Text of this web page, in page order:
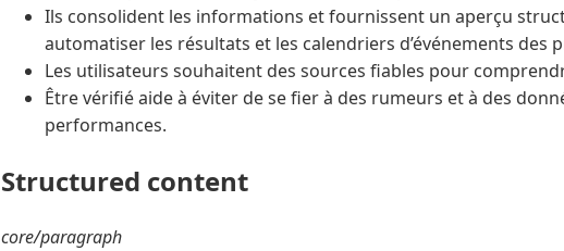
Ils consolident les informations et fournissent un aperçu
automatiser les résultats et les calendriers d’événements des
Les utilisateurs souhaitent des sources fiables pour
Être vérifié aide à éviter de se fier à des rumeurs et à des
performances.
Structured content
core/paragraph